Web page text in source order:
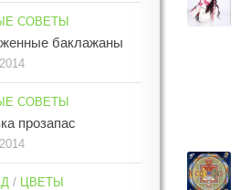
СОВЕТЫ
баклажаны
СОВЕТЫ
прозапас
/ ЦВЕТЫ